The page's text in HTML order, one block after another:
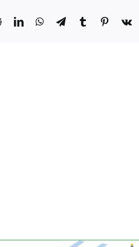
RedditLinkedInWhatsApp
TelegramTumblrPinterest
Vk